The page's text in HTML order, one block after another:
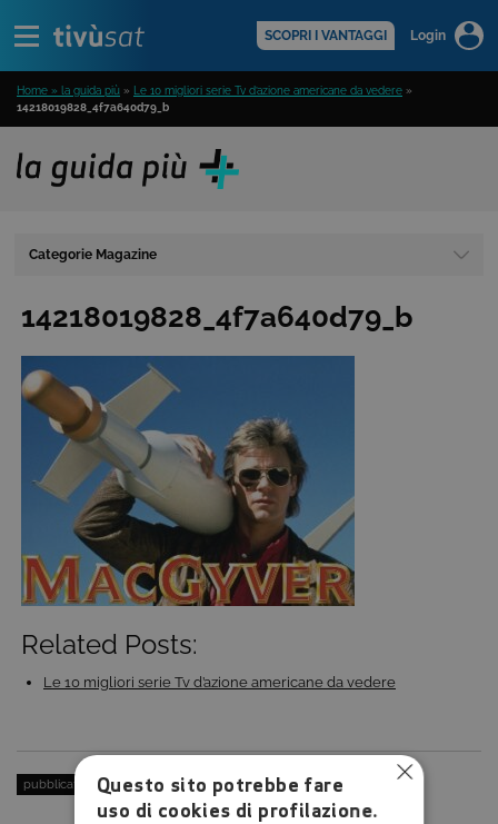
SCOPRI I VANTAGGI Login
Home » la guida più » Le 10 migliori serie Tv d’azione americane da vedere »
14218019828_4f7a640d79_b
Categorie Magazine
14218019828_4f7a640d79_b
Related Posts:
Le 10 migliori serie Tv d’azione americane da vedere
pubblicato il:16 Novembre 2016 | categoria:
Questo sito potrebbe fare
uso di cookies di profilazione.